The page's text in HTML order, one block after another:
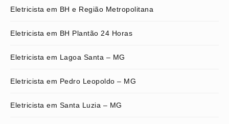
Eletricista em BH e Região Metropolitana
Eletricista em BH Plantão 24 Horas
Eletricista em Lagoa Santa – MG
Eletricista em Pedro Leopoldo – MG
Eletricista em Santa Luzia – MG